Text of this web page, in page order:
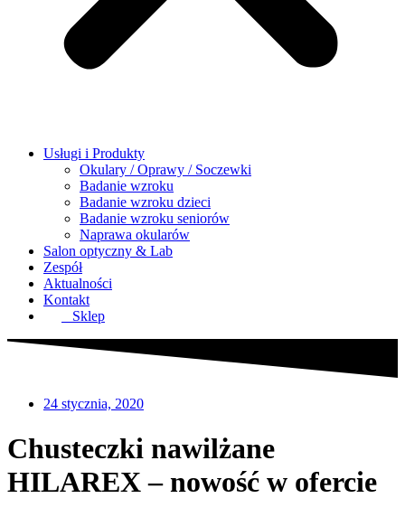
Usługi i Produkty
Okulary / Oprawy / Soczewki
Badanie wzroku
Badanie wzroku dzieci
Badanie wzroku seniorów
Naprawa okularów
Salon optyczny & Lab
Zespół
Aktualności
Kontakt
Sklep
24 stycznia, 2020
Chusteczki nawilżane
HILAREX – nowość w ofercie